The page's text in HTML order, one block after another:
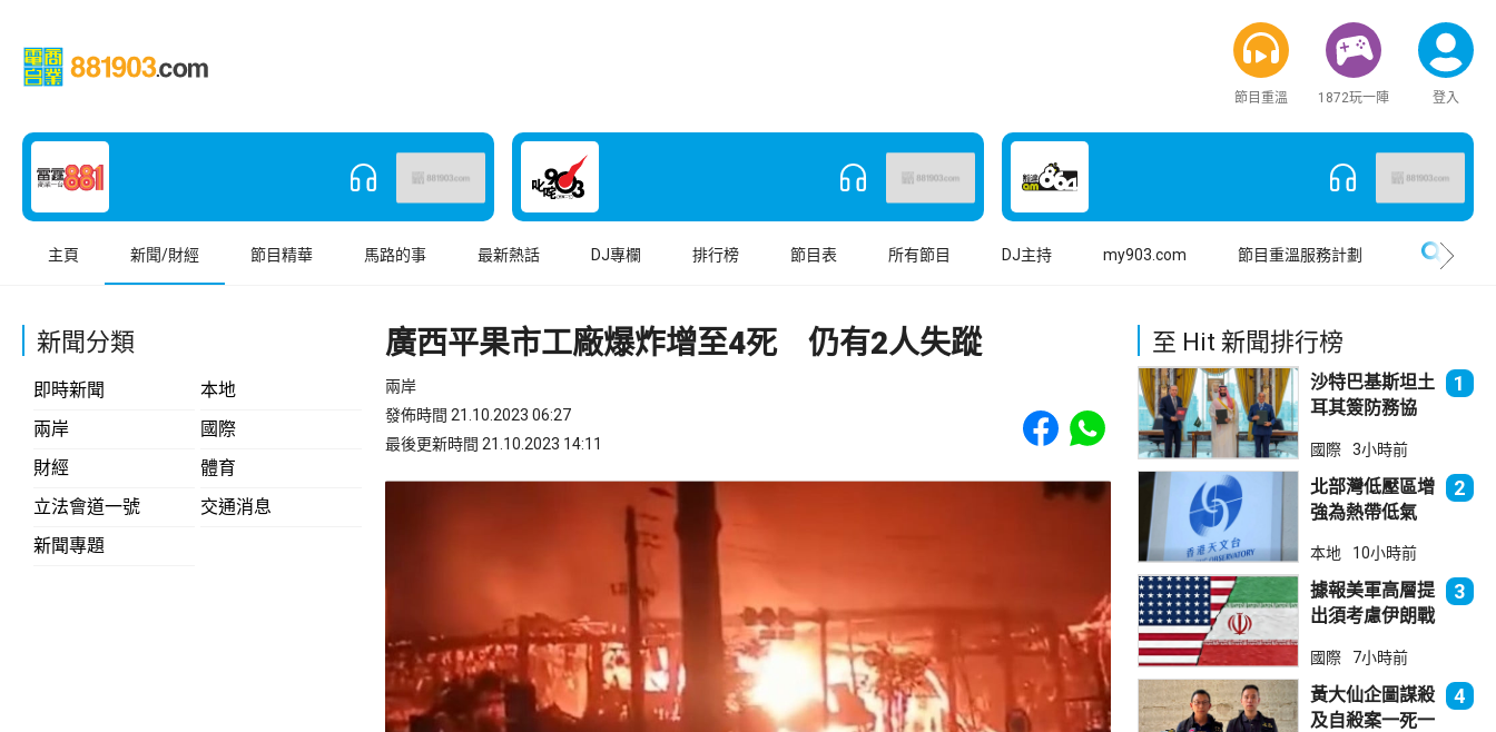
節目重溫 1872玩一陣 登入
主頁 新聞/財經 節目精華 馬路的事 最新熱話 DJ專欄 排行榜 節目表 所有節目 DJ主持 my903.com 節目重溫服務計劃
新聞分類
即時新聞
本地
兩岸
國際
財經
體育
立法會道一號
交通消息
新聞專題
廣西平果市工廠爆炸增至4死 仍有2人失蹤
兩岸
發佈時間 21.10.2023 06:27
最後更新時間 21.10.2023 14:11
Share to Facebook
Share to WhatsApp
至 Hit 新聞排行榜
沙特巴基斯坦土
耳其簽防務協
林團結
1
國際 3小時前
北部灣低壓區增
強為熱帶低氣
本港直接威脅不
大
2
本地 10小時前
據報美軍高層提
出須考慮伊朗戰
3
國際 7小時前
黃大仙企圖謀殺
及自殺案一死一
4